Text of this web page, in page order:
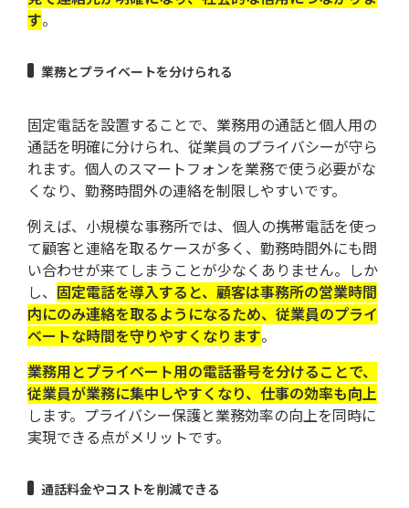
す。
業務とプライベートを分けられる
固定電話を設置することで、業務用の通話と個人用の
通話を明確に分けられ、従業員のプライバシーが守ら
れます。個人のスマートフォンを業務で使う必要がな
くなり、勤務時間外の連絡を制限しやすいです。
例えば、小規模な事務所では、個人の携帯電話を使っ
て顧客と連絡を取るケースが多く、勤務時間外にも問
い合わせが来てしまうことが少なくありません。しか
し、 固定電話を導入すると、顧客は事務所の営業時間
内にのみ連絡を取るようになるため、従業員のプライ
ベートな時間を守りやすくなります。
業務用とプライベート用の電話番号を分けることで、
従業員が業務に集中しやすくなり、仕事の効率も向上
します。プライバシー保護と業務効率の向上を同時に
実現できる点がメリットです。
通話料金やコストを削減できる